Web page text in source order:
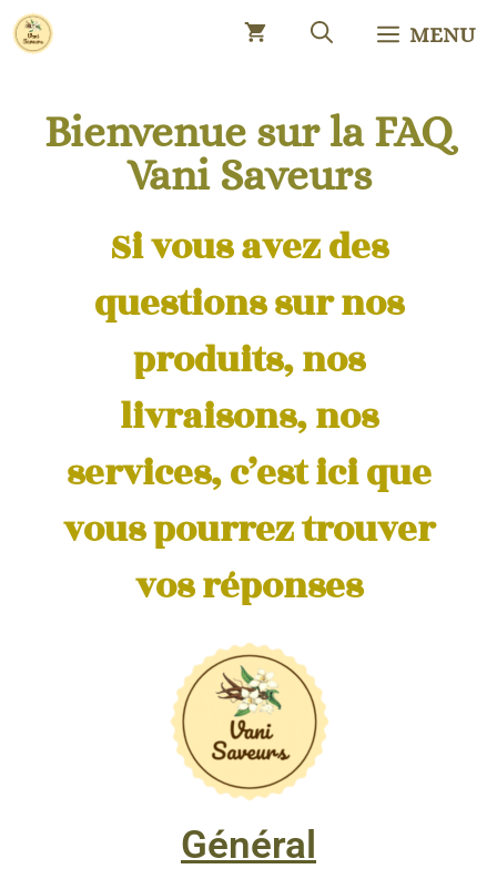
MENU
Bienvenue sur la FAQ
Vani Saveurs
Si vous avez des
questions sur nos
produits, nos
livraisons, nos
services, c’est ici que
vous pourrez trouver
vos réponses
Général